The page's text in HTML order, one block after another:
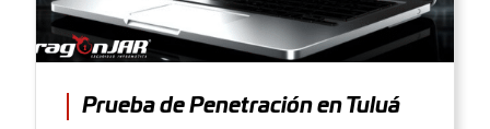
Prueba de Penetración en Tuluá